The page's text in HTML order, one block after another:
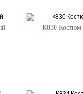
К830 Костюм